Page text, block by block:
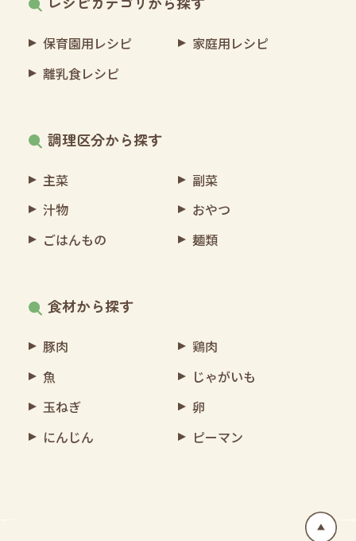
保育園用レシピ
家庭用レシピ
離乳食レシピ
調理区分から探す
主菜
副菜
汁物
おやつ
ごはんもの
麺類
食材から探す
豚肉
鶏肉
魚
じゃがいも
玉ねぎ
卵
にんじん
ピーマン